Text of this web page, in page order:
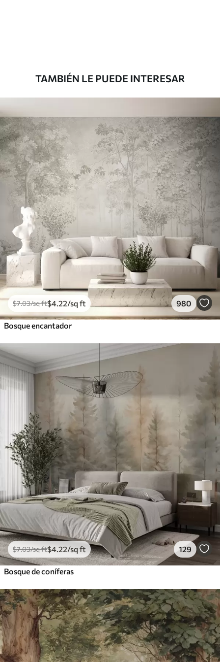
Peel and Stick
12.77$7.66/sq ft
TAMBIÉN LE PUEDE INTERESAR
$7.03/sq ft$4 .22/sq ft 980
Bosque encantador
$7.03/sq ft$4 .22/sq ft 129
Bosque de coníferas